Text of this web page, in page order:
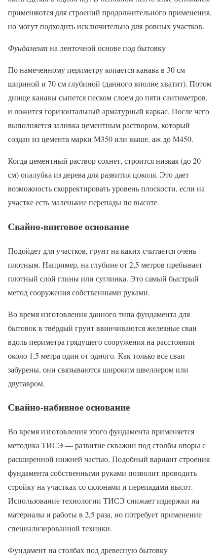
применяются для строений продолжительного применения,
но могут подходить исключительно для ровных участков.
Фундамент на ленточной основе под бытовку
По намеченному периметру копается канава в 30 см
шириной и 70 см глубиной (данного вполне хватит). Потом
днище канавы сыпется песком слоем до пяти сантиметров,
и ложится горизонтальный арматурный каркас. После чего
выполняется заливка цементным раствором, который
создан из цемента марки М350 или выше, аж до М450.
Когда цементный раствор сохнет, строится низкая (до 20
см) опалубка из дерева для развития цоколя. Это дает
возможность скорректировать уровень плоскости, если на
участке есть маленькие перепады по высоте.
Свайно-винтовое основание
Подойдет для участков, грунт на каких считается очень
плотным. Например, на глубине от 2,5 метров пребывает
плотный слой глины или суглинка. Это самый быстрый
метод сооружения собственными руками.
Во время изготовления данного типа фундамента для
бытовок в твёрдый грунт ввинчиваются железные сваи
вдоль периметра грядущего сооружения на расстоянии
около 1,5 метра один от одного. Как только все сваи
забурены, они связываются широким швеллером или
двутавром.
Свайно-набивное основание
Во время изготовления этого фундамента применяется
методика ТИСЭ — развитие скважин под столбы опоры с
расширенной нижней частью. Подобный вариант строения
фундамента собственными руками позволит проводить
стройку на участках со склонами и перепадами высот.
Использование технологии ТИСЭ снижает издержки на
материалы и работы в 2,5 раза, но потребует применение
специализированной техники.
Фундамент на столбах под древесную бытовку